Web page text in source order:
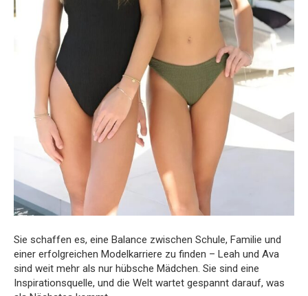
Sie schaffen es, eine Balance zwischen Schule, Familie und
einer erfolgreichen Modelkarriere zu finden – Leah und Ava
sind weit mehr als nur hübsche Mädchen. Sie sind eine
Inspirationsquelle, und die Welt wartet gespannt darauf, was